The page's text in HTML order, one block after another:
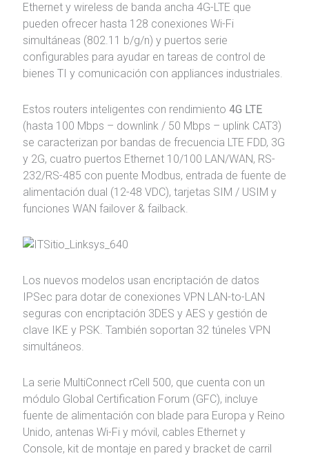
Ethernet y wireless de banda ancha 4G-LTE que
pueden ofrecer hasta 128 conexiones Wi-Fi
simultáneas (802.11 b/g/n) y puertos serie
configurables para ayudar en tareas de control de
bienes TI y comunicación con appliances industriales.
Estos routers inteligentes con rendimiento 4G LTE
(hasta 100 Mbps – downlink / 50 Mbps – uplink CAT3)
se caracterizan por bandas de frecuencia LTE FDD, 3G
y 2G, cuatro puertos Ethernet 10/100 LAN/WAN, RS-
232/RS-485 con puente Modbus, entrada de fuente de
alimentación dual (12-48 VDC), tarjetas SIM / USIM y
funciones WAN failover & failback.
Los nuevos modelos usan encriptación de datos
IPSec para dotar de conexiones VPN LAN-to-LAN
seguras con encriptación 3DES y AES y gestión de
clave IKE y PSK. También soportan 32 túneles VPN
simultáneos.
La serie MultiConnect rCell 500, que cuenta con un
módulo Global Certification Forum (GFC), incluye
fuente de alimentación con blade para Europa y Reino
Unido, antenas Wi-Fi y móvil, cables Ethernet y
Console, kit de montaje en pared y bracket de carril